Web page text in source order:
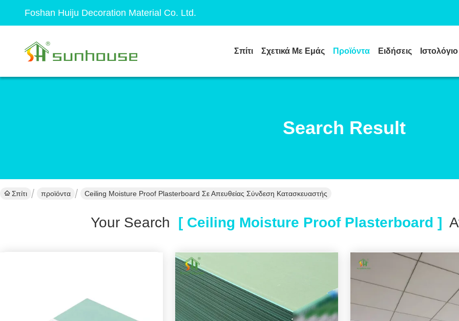
Foshan Huiju Decoration Material Co. Ltd.
Σπίτι Σχετικά Με Εμάς Προϊόντα Ειδήσεις Ιστολόγιο
Search Result
Σπίτι προϊόντα Ceiling Moisture Proof Plasterboard Σε Απευθείας Σύνδεση Κατασκευαστής
Your Search [ Ceiling Moisture Proof Plasterboard ]